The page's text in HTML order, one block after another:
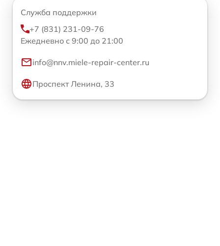
Служба поддержки
+7 (831) 231-09-76
Ежедневно с 9:00 до 21:00
info@nnv.miele-repair-center.ru
Проспект Ленина, 33